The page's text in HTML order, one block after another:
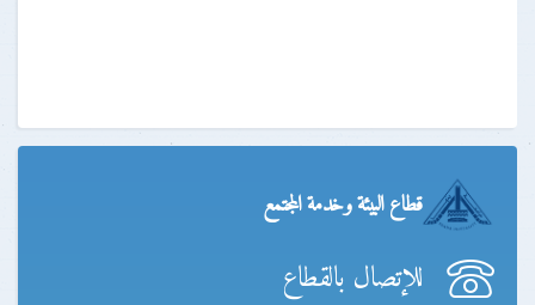
قطاع البيئة وخدمة المجتمع
للإتصال بالقطاع